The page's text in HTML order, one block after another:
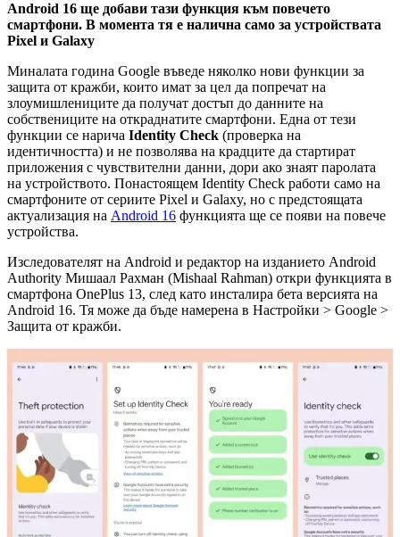
Android 16 ще добави тази функция към повечето
смартфони. В момента тя е налична само за устройствата
Pixel и Galaxy
Миналата година Google въведе няколко нови функции за
защита от кражби, които имат за цел да попречат на
злоумишлениците да получат достъп до данните на
собствениците на откраднатите смартфони. Една от тези
функции се нарича Identity Check (проверка на
идентичността) и не позволява на крадците да стартират
приложения с чувствителни данни, дори ако знаят паролата
на устройството. Понастоящем Identity Check работи само на
смартфоните от сериите Pixel и Galaxy, но с предстоящата
актуализация на Android 16 функцията ще се появи на повече
устройства.
Изследователят на Android и редактор на изданието Android
Authority Мишаал Рахман (Mishaal Rahman) откри функцията в
смартфона OnePlus 13, след като инсталира бета версията на
Android 16. Тя може да бъде намерена в Настройки > Google >
Защита от кражби.